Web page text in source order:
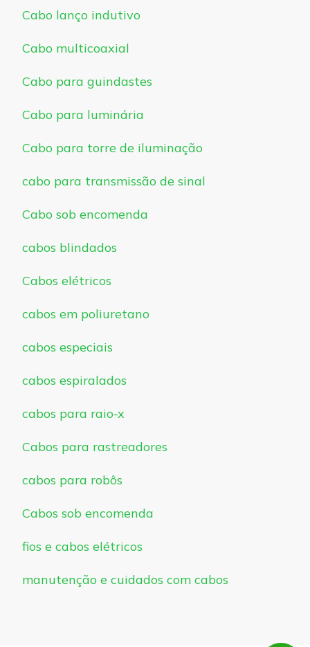
Cabo lanço indutivo
Cabo multicoaxial
Cabo para guindastes
Cabo para luminária
Cabo para torre de iluminação
cabo para transmissão de sinal
Cabo sob encomenda
cabos blindados
Cabos elétricos
cabos em poliuretano
cabos especiais
cabos espiralados
cabos para raio-x
Cabos para rastreadores
cabos para robôs
Cabos sob encomenda
fios e cabos elétricos
manutenção e cuidados com cabos